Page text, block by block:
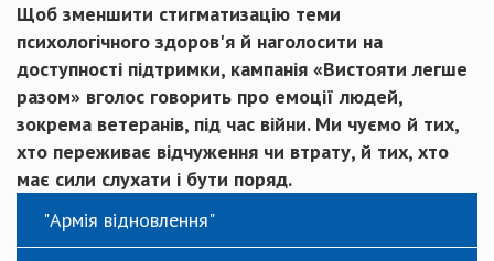
Щоб зменшити стигматизацію теми
психологічного здоров'я й наголосити на
доступності підтримки, кампанія «Вистояти легше
разом» вголос говорить про емоції людей,
зокрема ветеранів, під час війни. Ми чуємо й тих,
хто переживає відчуження чи втрату, й тих, хто
має сили слухати і бути поряд.
"Армія відновлення"